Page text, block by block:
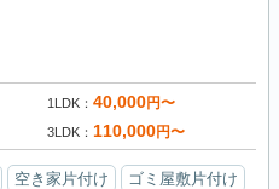
1LDK 40,000円〜
3LDK 110,000円〜
空き家片付け
ゴミ屋敷片付け